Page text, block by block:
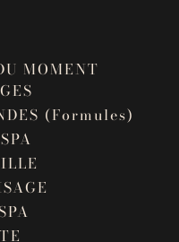
MOMENT
(Formules)